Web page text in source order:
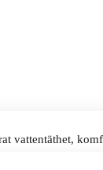
vattentäthet,